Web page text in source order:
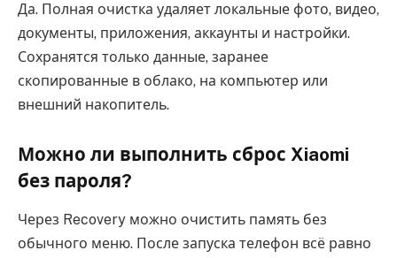
Да. Полная очистка удаляет локальные фото, видео,
документы, приложения, аккаунты и настройки.
Сохранятся только данные, заранее
скопированные в облако, на компьютер или
внешний накопитель.
Можно ли выполнить сброс Xiaomi
без пароля?
Через Recovery можно очистить память без
обычного меню. После запуска телефон всё равно